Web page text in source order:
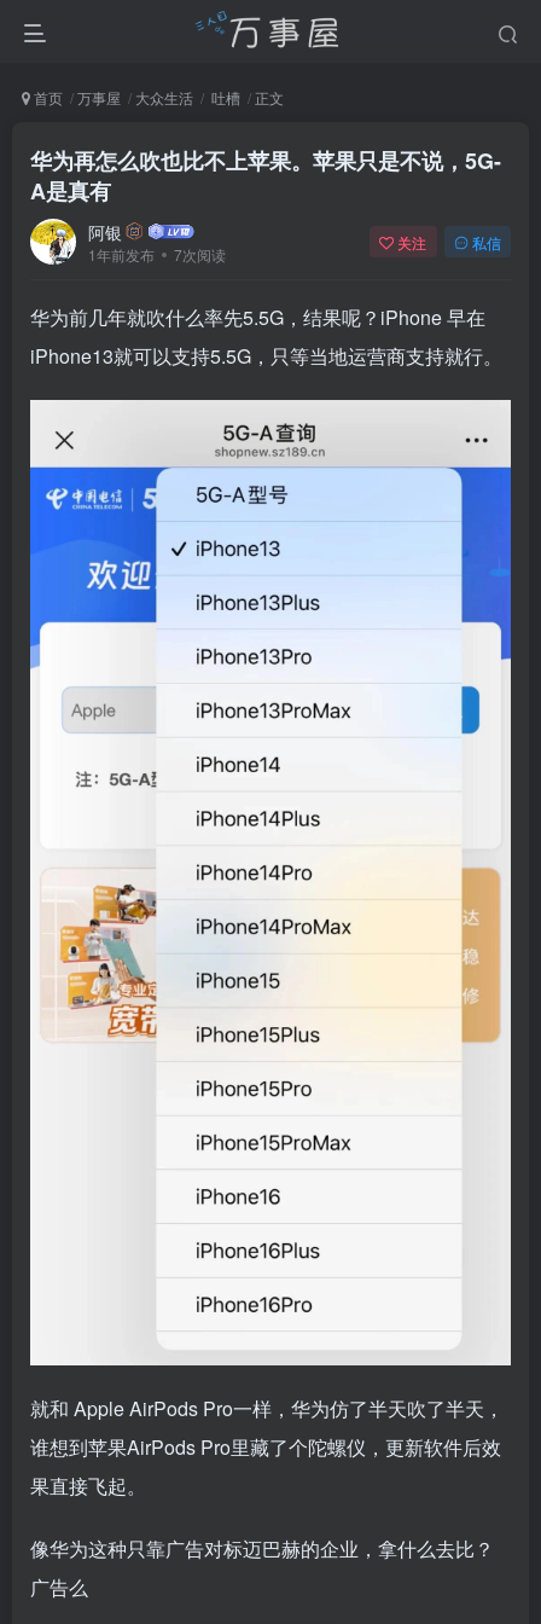
首页 万事屋 大众生活 吐槽 正文
华为再怎么吹也比不上苹果。苹果只是不说，5G-
A是真有
阿银
1年前发布 7次阅读
关注 私信
华为前几年就吹什么率先5.5G，结果呢？iPhone 早在
iPhone13就可以支持5.5G，只等当地运营商支持就行。
就和 Apple AirPods Pro一样，华为仿了半天吹了半天，
谁想到苹果AirPods Pro里藏了个陀螺仪，更新软件后效
果直接飞起。
像华为这种只靠广告对标迈巴赫的企业，拿什么去比？
广告么